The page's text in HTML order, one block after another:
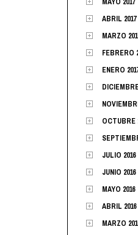
ABRIL 2017
MARZO
FEBRERO
ENERO
OCTUBRE
JULIO 2016
JUNIO 2016
MAYO 2016
ABRIL 2016
MARZO